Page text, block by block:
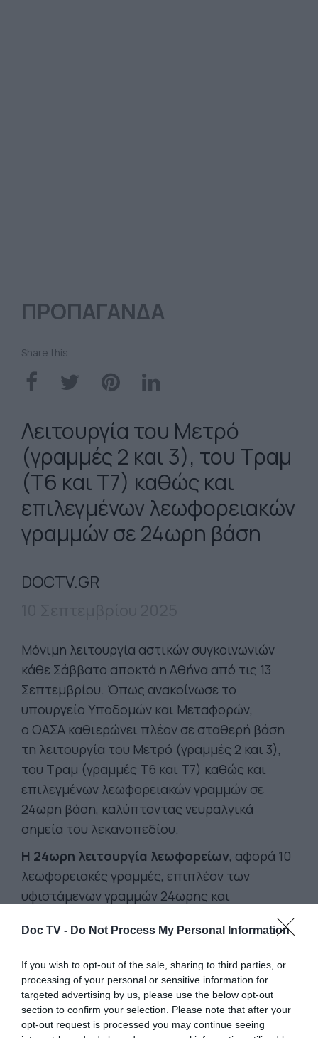
Doc TV - Do Not Process My Personal Information
If you wish to opt-out of the sale, sharing to third parties, or
processing of your personal or sensitive information for
targeted advertising by us, please use the below opt-out
section to confirm your selection. Please note that after your
opt-out request is processed you may continue seeing
ΠΡΟΠΑΓΑΝΔΑ
Share this
Λειτουργία του Μετρό
(γραμμές 2 και 3), του Τραμ
(Τ6 και Τ7) καθώς και
επιλεγμένων λεωφορειακών
γραμμών σε 24ωρη βάση
DOCTV.GR
Μόνιμη λειτουργία αστικών συγκοινωνιών
κάθε Σάββατο αποκτά η Αθήνα από τις 13
Σεπτεμβρίου. Όπως ανακοίνωσε το
υπουργείο Υποδομών και Μεταφορών,
ο ΟΑΣΑ καθιερώνει πλέον σε σταθερή βάση
τη λειτουργία του Μετρό (γραμμές 2 και 3),
του Τραμ (γραμμές Τ6 και Τ7) καθώς και
επιλεγμένων λεωφορειακών γραμμών σε
24ωρη βάση, καλύπτοντας νευραλγικά
σημεία του λεκανοπεδίου.
Η 24ωρη λειτουργία λεωφορείων, αφορά 10
λεωφορειακές γραμμές, επιπλέον των
υφιστάμενων γραμμών 24ωρης και
νυχτερινής λειτουργίας. Οι γραμμές 24ωρης
λειτουργίας:
221 Πανεπιστημιούπολη – Ακαδημία
224 Καισαριανή – Ελ. Βενιζέλου
421 Άγιοι Ανάργυροι – Αγία Παρασκευή
608 Γαλάτσι – Ακαδημία – Νεκρ.